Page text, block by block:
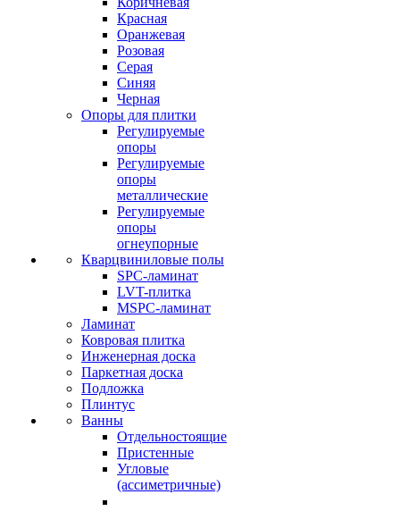
Красная
Оранжевая
Розовая
Серая
Синяя
Черная
Опоры для плитки
Регулируемые
опоры
Регулируемые
опоры
металлические
Регулируемые
опоры
огнеупорные
Кварцвиниловые полы
SPC-ламинат
LVT-плитка
MSPC-ламинат
Ламинат
Ковровая плитка
Инженерная доска
Паркетная доска
Подложка
Плинтус
Ванны
Отдельностоящие
Пристенные
Угловые
(ассиметричные)